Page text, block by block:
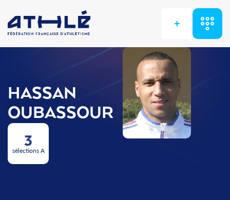
+
HASSAN
OUBASSOUR
3
sélections A